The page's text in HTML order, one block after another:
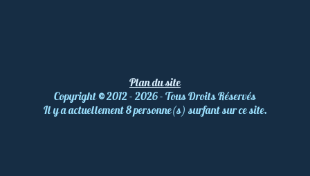
Plan du site
Copyright©2012 - 2026 - Tous Droits Réservés
Il y a actuellement 8 personne(s) surfant sur ce site.